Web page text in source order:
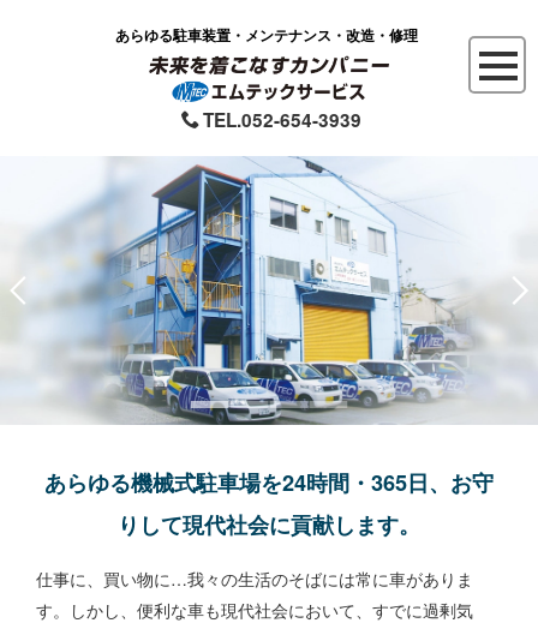
あらゆる駐車装置・メンテナンス・改造・修理
TEL.052-654-3939
あらゆる機械式駐車場を24時間・365日、お守
りして現代社会に貢献します。
仕事に、買い物に…我々の生活のそばには常に車がありま
す。しかし、便利な車も現代社会において、すでに過剰気